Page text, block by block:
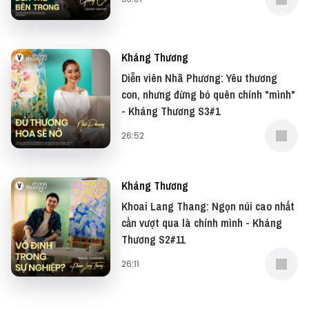
cuộc trò chuyện rất đỗi gần gũi trong tập mở màn
Hãy cùng lắng nghe hành trình mà Thảo Trang đã
đi qua, và vẫn đang tiếp tục cất tiếng hát bằng cả
trái tim mình nhé!
#KhángThương #Vietcetera #Vietcetera_Podcast
#KT_S2_1
#HPVVietnam#ViMotVietNamKhongGanhNangBoiHPV
#PhongveHPV
Kháng Thương
Diễn viên Nhã Phương: Yêu thương
con, nhưng đừng bỏ quên chính "mình"
- Kháng Thương S3#1
26:52
Kháng Thương
Khoai Lang Thang: Ngọn núi cao nhất
cần vượt qua là chính mình - Kháng
Thương S2#11
26:11